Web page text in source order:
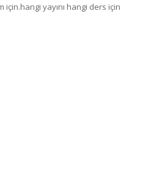
için.hangi yayını hangi ders için